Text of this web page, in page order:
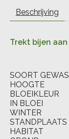
Beschrijving
Trekt bijen aan
SOORT GEWAS
HOOGTE
BLOEIKLEUR
IN BLOEI
WINTER
STANDPLAATS
HABITAT